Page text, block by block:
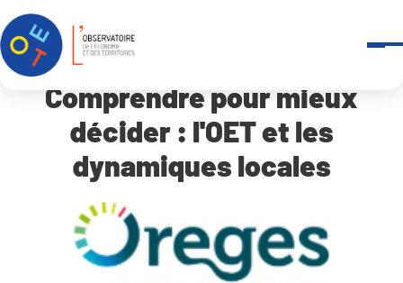
Accueil Qui sommes-nous ?
Comprendre pour mieux décider : l’OET et les dynamiques
Comprendre pour mieux
décider : l'OET et les
dynamiques locales